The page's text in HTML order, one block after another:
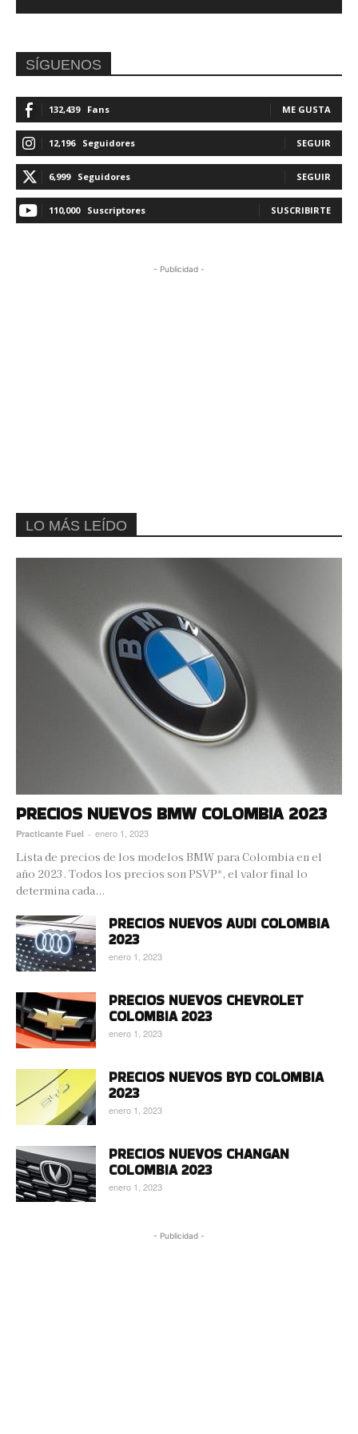
SÍGUENOS
132,439 Fans ME GUSTA
12,196 Seguidores SEGUIR
6,999 Seguidores SEGUIR
110,000 Suscriptores SUSCRIBIRTE
- Publicidad -
LO MÁS LEÍDO
PRECIOS NUEVOS BMW COLOMBIA 2023
Practicante Fuel - enero 1, 2023
Lista de precios de los modelos BMW para Colombia en el
año 2023. Todos los precios son PSVP*, el valor final lo
determina cada...
PRECIOS NUEVOS AUDI COLOMBIA
2023
enero 1, 2023
PRECIOS NUEVOS CHEVROLET
COLOMBIA 2023
enero 1, 2023
PRECIOS NUEVOS BYD COLOMBIA
2023
enero 1, 2023
PRECIOS NUEVOS CHANGAN
COLOMBIA 2023
enero 1, 2023
- Publicidad -